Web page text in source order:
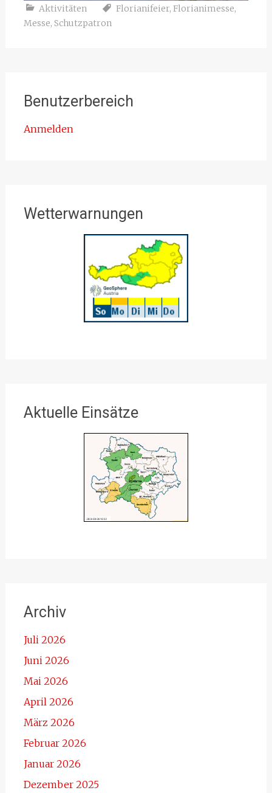
Aktivitäten Florianifeier, Florianimesse,
Messe, Schutzpatron
Benutzerbereich
Anmelden
Wetterwarnungen
Aktuelle Einsätze
Archiv
Juli 2026
Juni 2026
Mai 2026
April 2026
März 2026
Februar 2026
Januar 2026
Dezember 2025